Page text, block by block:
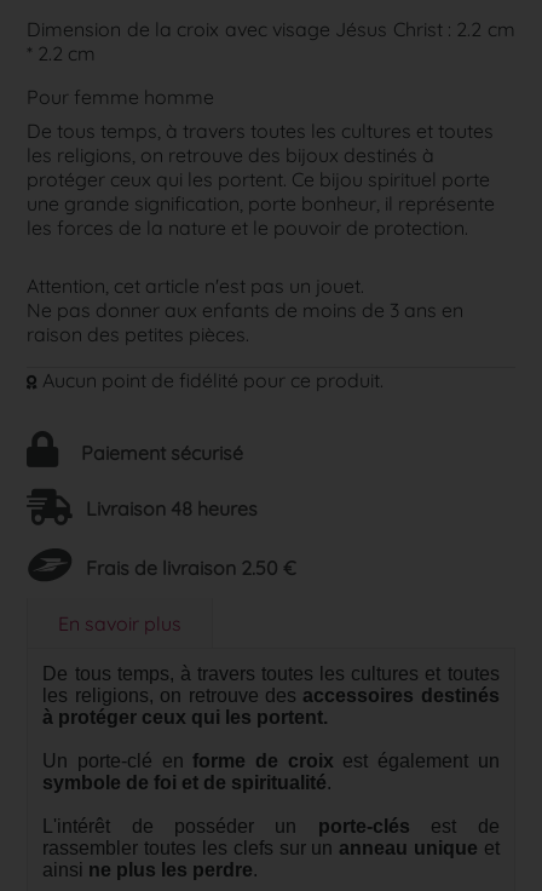
Dimension de la croix avec visage Jésus Christ : 2.2 cm
* 2.2 cm
Pour femme homme
De tous temps, à travers toutes les cultures et toutes
les religions, on retrouve des bijoux destinés à
protéger ceux qui les portent. Ce bijou spirituel porte
une grande signification, porte bonheur, il représente
les forces de la nature et le pouvoir de protection.
Attention, cet article n'est pas un jouet.
Ne pas donner aux enfants de moins de 3 ans en
raison des petites pièces.
Aucun point de fidélité pour ce produit.
Paiement sécurisé
Livraison 48 heures
Frais de livraison 2.50 €
En savoir plus
De tous temps, à travers toutes les cultures et toutes
les religions, on retrouve des accessoires destinés
à protéger ceux qui les portent.
Un porte-clé enforme de croix est également un
symbole de foi et de spiritualité.
L'intérêt de posséder un porte-clés est de
rassembler toutes les clefs sur un anneau unique et
ainsi ne plus les perdre.